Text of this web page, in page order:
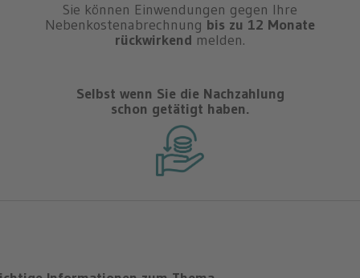
Sie können Einwendungen gegen Ihre
Nebenkostenabrechnung bis zu 12 Monate
rückwirkend melden.
Selbst wenn Sie die Nachzahlung
schon getätigt haben.